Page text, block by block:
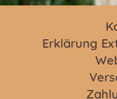
Erklärung